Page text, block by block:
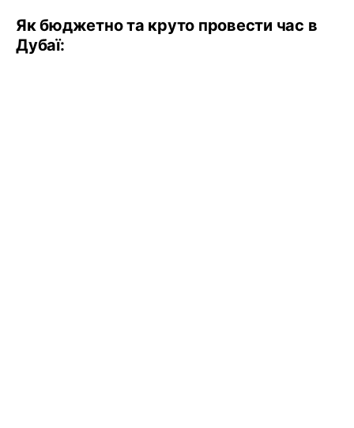
Як бюджетно та круто провести час в
Дубаї: